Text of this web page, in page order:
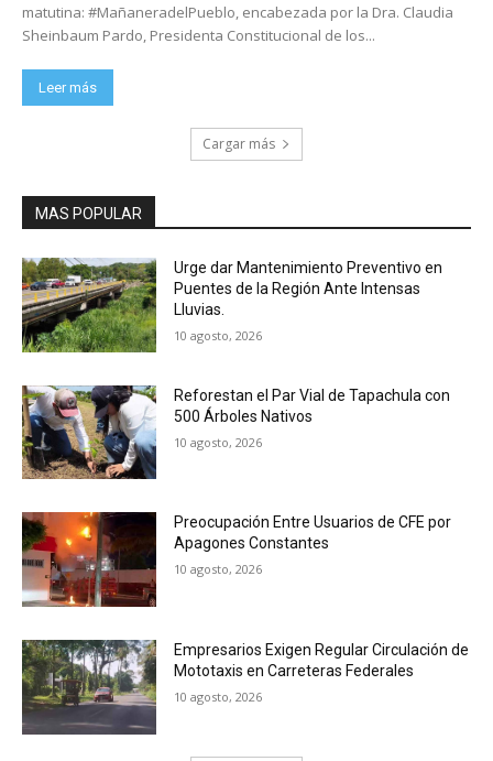
matutina: #MañaneradelPueblo, encabezada por la Dra. Claudia
Sheinbaum Pardo, Presidenta Constitucional de los...
Leer más
Cargar más
MAS POPULAR
Urge dar Mantenimiento Preventivo en
Puentes de la Región Ante Intensas
Lluvias.
10 agosto, 2026
Reforestan el Par Vial de Tapachula con
500 Árboles Nativos
10 agosto, 2026
Preocupación Entre Usuarios de CFE por
Apagones Constantes
10 agosto, 2026
Empresarios Exigen Regular Circulación de
Mototaxis en Carreteras Federales
10 agosto, 2026